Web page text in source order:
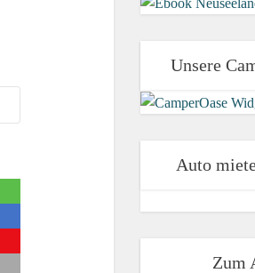
Unsere
Auto
Zum